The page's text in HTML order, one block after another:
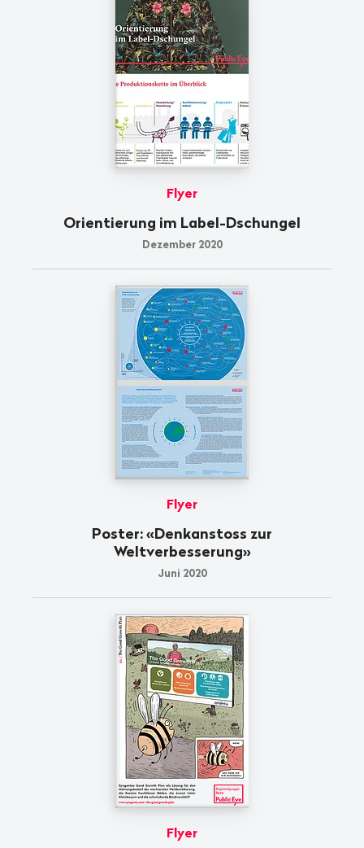
Flyer
Orientierung im Label-Dschungel
Dezember 2020
Flyer
Poster: «Denkanstoss zur
Weltverbesserung»
Juni 2020
Flyer